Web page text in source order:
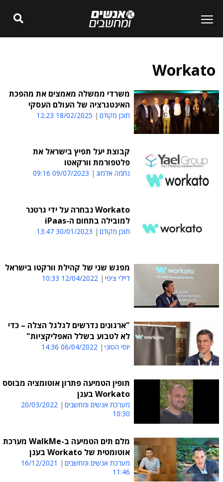
Workato
משרדי ממשלה מאמצים את מהפכת
האינטגרציה של העולם העסקי
תוכן מקודם 18/02/2025 12:23
קבוצת יעל תפיץ בישראל את
פלטפורמת וורקאטו
נחמה אלמוג 09/07/2023 09:16
Workato נבחרה על ידי גרטנר
למובילה בתחום ה-iPaas
תוכן מקודם 30/01/2023 13:47
מפגש שני של קהילת וורקטו בישראל
דיילי ציפי 12/04/2022 10:33
"ארגונים נדרשים לגלגל הצלה – כדי
לא לטבוע בשלל האפליקציות"
יוסי הטוני 06/04/2022 14:36
תופין הטמיעה פתרון אוטומציה מבוסס
Workato בענן
מערכת אנשים ומחשבים
20/03/2022
10:30
מלם תים הטמיעה ב-WalkMe מערכת
אוטומטית של Workato בענן
מערכת אנשים ומחשבים
16/12/2021
11:46